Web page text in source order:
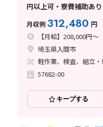
円以上可・寮費補助あ
月収例 312,480 円
【月給】208,000円～
埼玉県入間市
57682-00
キープする